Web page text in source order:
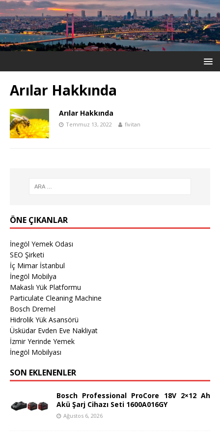
Arılar Hakkında
Arılar Hakkında
Temmuz 13, 2022 fivitan
ÖNE ÇIKANLAR
İnegöl Yemek Odası
SEO Şirketi
İç Mimar İstanbul
İnegöl Mobilya
Makaslı Yük Platformu
Particulate Cleaning Machine
Bosch Dremel
Hidrolik Yük Asansörü
Üsküdar Evden Eve Nakliyat
İzmir Yerinde Yemek
İnegöl Mobilyası
SON EKLENENLER
Bosch Professional ProCore 18V 2×12 Ah
Akü Şarj Cihazı Seti 1600A016GY
Ağustos 6, 2026